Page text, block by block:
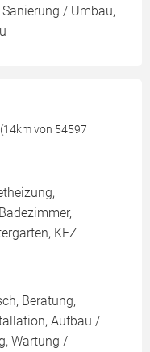
/ Umbau,
von 54597
KFZ
Beratung,
Aufbau /
Wartung /